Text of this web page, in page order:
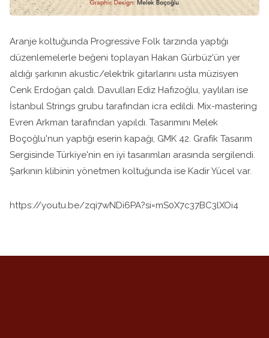
Aranje koltuğunda Progressive Folk tarzında yaptığı
düzenlemelerle beğeni toplayan Hakan Gürbüz'ün yer
aldığı şarkının akustic/elektrik gitarlarını usta müzisyen
Cenk Erdoğan çaldı. Davulları Ediz Hafızoğlu, yaylıları ise
İstanbul Strings grubu tarafından icra edildi. Mix-mastering
Evren Arkman tarafından yapıldı. Tasarımını Melek
Boçoğlu'nun yaptığı eserin kapağı, GMK 42. Grafik Tasarım
Sergisinde Türkiye'nin en iyi tasarımları arasında sergilendi.
Şarkının klibinin yönetmen koltuğunda ise Kadir Yücel var.
https://youtu.be/zqi7wNDi6PA?si=mS0X7c37BC3lXOi4